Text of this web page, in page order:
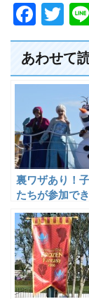
F
a
c
e
b
o
o
k
T
wi
tt
er
あわせて
裏ワザあり！
たちが参加で
ナとエルサの
ンターグリー
ング」